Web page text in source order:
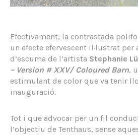
Efectivament, la contrastada
un efecte efervescent il·lustrat per
d’escuma de l’artista Stephanie
– Version # XXV/ Coloured Barn,
estimulant de color que va tenir
inauguració.
Tot i que advocar per un fil
l’objectiu de Tenthaus, sense